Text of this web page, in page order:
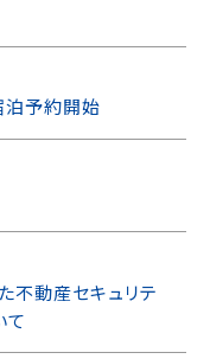
泊予約開始
不動産セキュリテ
て